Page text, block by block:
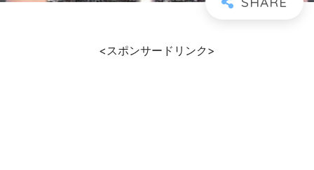
<スポンサードリンク>